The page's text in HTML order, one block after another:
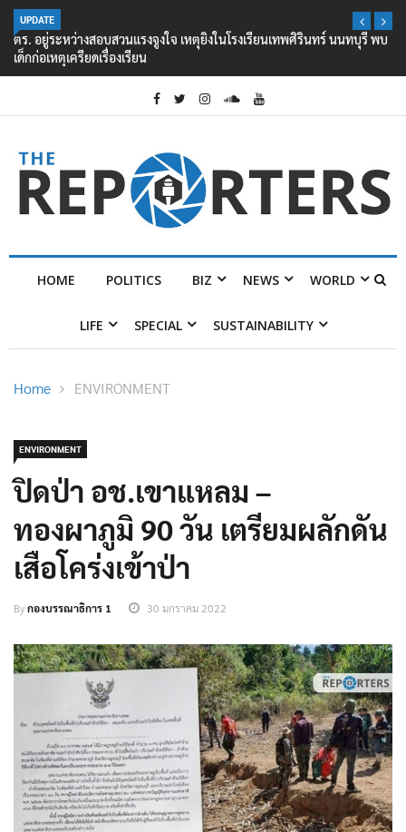
UPDATE
ตร. อยู่ระหว่างสอบสวนแรงจูงใจ เหตุยิงในโรงเรียนเทพศิรินทร์ นนทบุรี พบ
เด็กก่อเหตุเครียดเรื่องเรียน
HOME POLITICS BIZ NEWS WORLD
LIFE SPECIAL SUSTAINABILITY
Home ENVIRONMENT
ENVIRONMENT
ปิดป่า อช.เขาแหลม –
ทองผาภูมิ 90 วัน เตรียมผลักดัน
เสือโคร่งเข้าป่า
Byกองบรรณาธิการ 1 30 มกราคม 2022